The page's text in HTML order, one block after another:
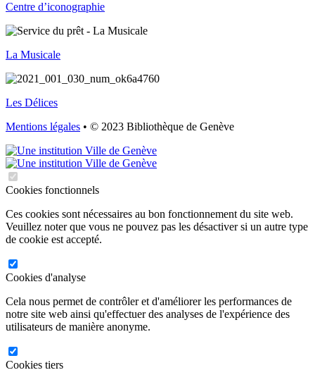
Centre d’iconographie
La Musicale
Les Délices
Mentions légales • © 2023 Bibliothèque de Genève
Cookies fonctionnels
Ces cookies sont nécessaires au bon fonctionnement du site web.
Veuillez noter que vous ne pouvez pas les désactiver si un autre type
de cookie est accepté.
Cookies d'analyse
Cela nous permet de contrôler et d'améliorer les performances de
notre site web ainsi qu'effectuer des analyses de l'expérience des
utilisateurs de manière anonyme.
Cookies tiers